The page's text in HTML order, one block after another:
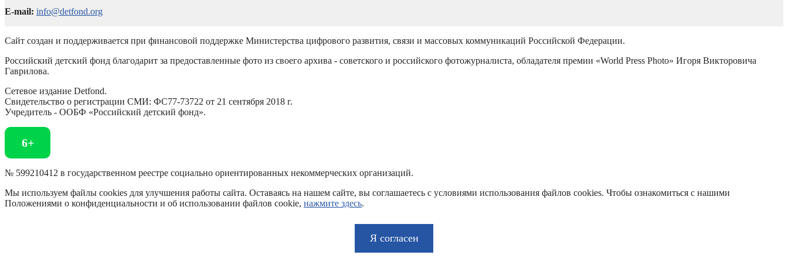
E-mail: info@detfond.org
Сайт создан и поддерживается при финансовой поддержке Министерства цифрового развития, связи и массовых коммуникаций Российской Федерации.
Российский детский фонд благодарит за предоставленные фото из своего архива - советского и российского фотожурналиста, обладателя премии «World Press Photo» Игоря Викторовича
Гаврилова.
Сетевое издание Detfond.
Свидетельство о регистрации СМИ: ФС77-73722 от 21 сентября 2018 г.
Учредитель - ООБФ «Российский детский фонд».
6+
№ 599210412 в государственном реестре социально ориентированных некоммерческих организаций.
Мы используем файлы cookies для улучшения работы сайта. Оставаясь на нашем сайте, вы соглашаетесь с условиями использования файлов cookies. Чтобы ознакомиться с нашими
Положениями о конфиденциальности и об использовании файлов cookie, нажмите здесь.
Я согласен